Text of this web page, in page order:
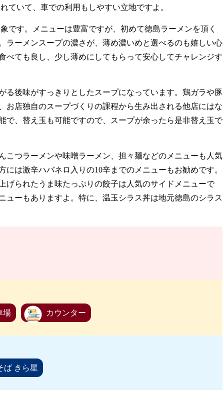
ていて、車での利用もしやすい立地ですよ。
です。メニューは豊富ですが、初めて徳島ラーメンを頂く
ーメンスープの濃さが、薄め濃いめと選べるのも嬉しい心
ても良し、少し薄めにしてもらって安心してチャレンジす
る後味がすっきりとしたスープになっています。鶏ガラや豚
店独自のスープづくりの課程から生み出される他店にはな
で、替え玉も可能ですので、スープが余ったら是非替え玉で
つラーメンや味噌ラーメン、担々麺などのメニューも人気
は激辛ハバネロ入りの10辛までのメニューもお勧めです。
げられたうま味たっぷりの餃子は人気のサイドメニューで
ーもありますよ。特に、温玉シラス丼は地元徳島のシラス
場 カウンター
ば きら星